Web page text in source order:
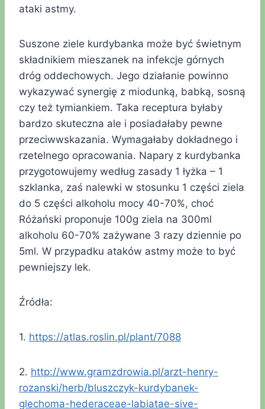
ataki astmy.
Suszone ziele kurdybanka może być świetnym
składnikiem mieszanek na infekcje górnych
dróg oddechowych. Jego działanie powinno
wykazywać synergię z miodunką, babką, sosną
czy też tymiankiem. Taka receptura byłaby
bardzo skuteczna ale i posiadałaby pewne
przeciwwskazania. Wymagałaby dokładnego i
rzetelnego opracowania. Napary z kurdybanka
przygotowujemy według zasady 1 łyżka – 1
szklanka, zaś nalewki w stosunku 1 części ziela
do 5 części alkoholu mocy 40-70%, choć
Różański proponuje 100g ziela na 300ml
alkoholu 60-70% zażywane 3 razy dziennie po
5ml. W przypadku ataków astmy może to być
pewniejszy lek.
Źródła:
1. https://atlas.roslin.pl/plant/7088
2. http://www.gramzdrowia.pl/arzt-henry-
rozanski/herb/bluszczyk-kurdybanek-
glechoma-hederaceae-labiatae-sive-